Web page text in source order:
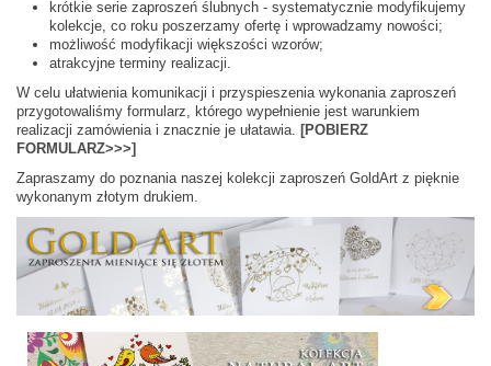
krótkie serie zaproszeń ślubnych - systematycznie modyfikujemy
kolekcje, co roku poszerzamy ofertę i wprowadzamy nowości;
możliwość modyfikacji większości wzorów;
atrakcyjne terminy realizacji.
W celu ułatwienia komunikacji i przyspieszenia wykonania zaproszeń
przygotowaliśmy formularz, którego wypełnienie jest warunkiem
realizacji zamówienia i znacznie je ułatawia.
[POBIERZ
FORMULARZ>>>]
Zapraszamy do poznania naszej kolekcji zaproszeń GoldArt z pięknie
wykonanym złotym drukiem.